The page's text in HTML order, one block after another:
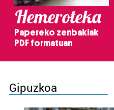
Hemeroteka
Papereko zenbakiak
PDF formatuan
Gipuzkoa